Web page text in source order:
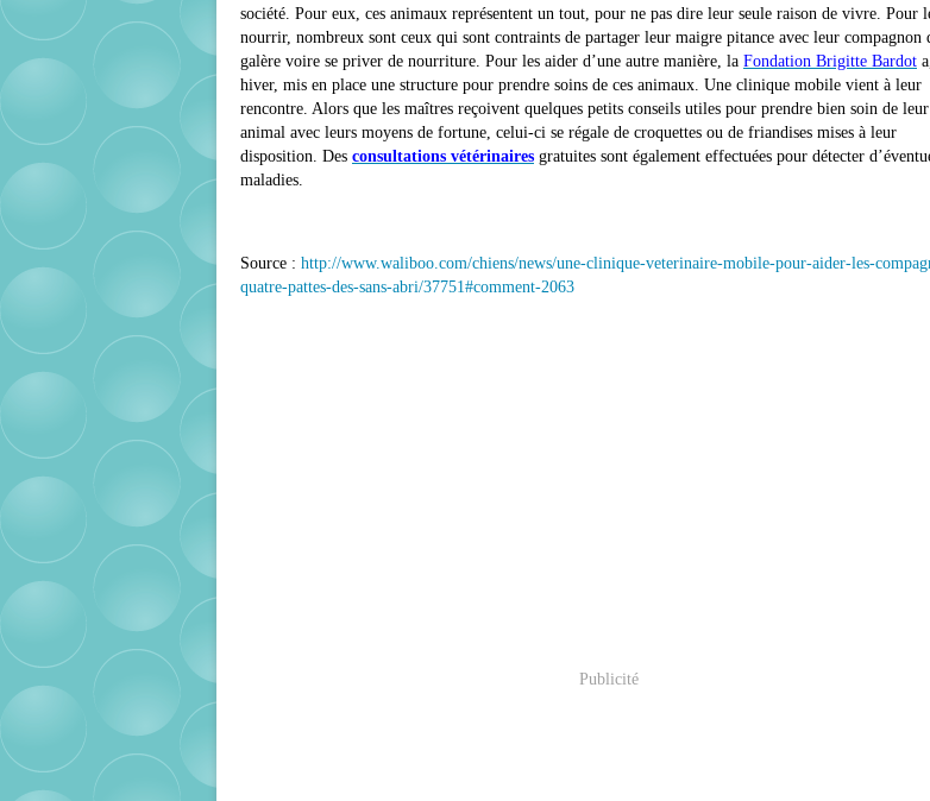
société. Pour eux, ces animaux représentent un tout, pour ne pas dire leur seule raison de vivre. Pour
nourrir, nombreux sont ceux qui sont contraints de partager leur maigre pitance avec leur compagnon
galère voire se priver de nourriture. Pour les aider d’une autre manière, la Fondation Brigitte Bardot
hiver, mis en place une structure pour prendre soins de ces animaux. Une clinique mobile vient à leur
rencontre. Alors que les maîtres reçoivent quelques petits conseils utiles pour prendre bien soin de leur
animal avec leurs moyens de fortune, celui-ci se régale de croquettes ou de friandises mises à leur
disposition. Des consultations vétérinaires gratuites sont également effectuées pour détecter
maladies.
Source : http://www.waliboo.com/chiens/news/une-clinique-veterinaire-mobile-pour-aider-les-
quatre-pattes-des-sans-abri/37751#comment-2063
Publicité